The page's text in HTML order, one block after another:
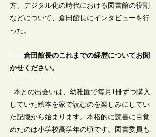
方、デジタル化の時代における図書館の役割
などについて、倉田館長にインタビューを行
った。
――倉田館長のこれまでの経歴についてお聞
かせください。
本との出会いは、幼稚園で毎月1冊ずつ購入
していた絵本を家で読むのを楽しみにしてい
た記憶から始まります。本格的に読書に目覚
めたのは小学校高学年の頃です。図書委員も